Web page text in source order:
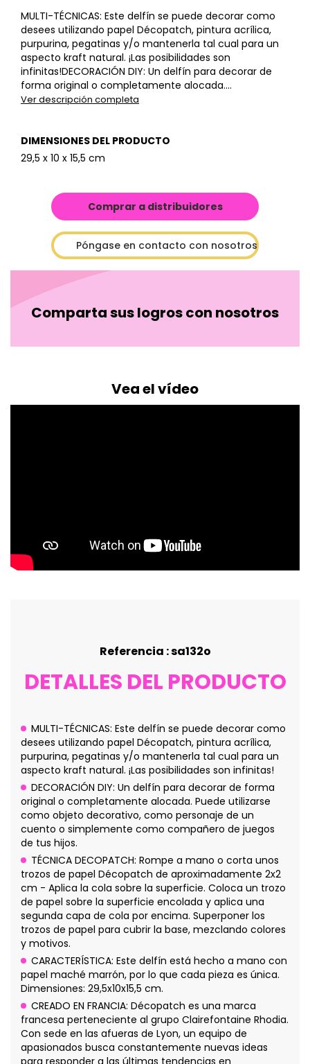
MULTI-TÉCNICAS: Este delfín se puede decorar como
desees utilizando papel Décopatch, pintura acrílica,
purpurina, pegatinas y/o mantenerla tal cual para un
aspecto kraft natural. ¡Las posibilidades son
infinitas!DECORACIÓN DIY: Un delfín para decorar de
forma original o completamente alocada....
Ver descripción completa
DIMENSIONES DEL PRODUCTO
29,5 x 10 x 15,5 cm
Comprar a distribuidores
Póngase en contacto con nosotros
Comparta sus logros con nosotros
Vea el vídeo
Referencia : sa132o
DETALLES DEL PRODUCTO
MULTI-TÉCNICAS: Este delfín se puede decorar como
desees utilizando papel Décopatch, pintura acrílica,
purpurina, pegatinas y/o mantenerla tal cual para un
aspecto kraft natural. ¡Las posibilidades son infinitas!
DECORACIÓN DIY: Un delfín para decorar de forma
original o completamente alocada. Puede utilizarse
como objeto decorativo, como personaje de un
cuento o simplemente como compañero de juegos
de tus hijos.
TÉCNICA DECOPATCH: Rompe a mano o corta unos
trozos de papel Décopatch de aproximadamente 2x2
cm - Aplica la cola sobre la superficie. Coloca un trozo
de papel sobre la superficie encolada y aplica una
segunda capa de cola por encima. Superponer los
trozos de papel para cubrir la base, mezclando colores
y motivos.
CARACTERÍSTICA: Este delfín está hecho a mano con
papel maché marrón, por lo que cada pieza es única.
Dimensiones: 29,5x10x15,5 cm.
CREADO EN FRANCIA: Décopatch es una marca
francesa perteneciente al grupo Clairefontaine Rhodia.
Con sede en las afueras de Lyon, un equipo de
apasionados busca constantemente nuevas ideas